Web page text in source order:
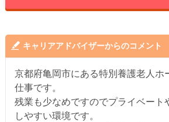
キャリアアドバイザーからのコメント
京都府亀岡市にある特別養護老人ホ
仕事です。
残業も少なめですのでプライベート
しやすい環境です。